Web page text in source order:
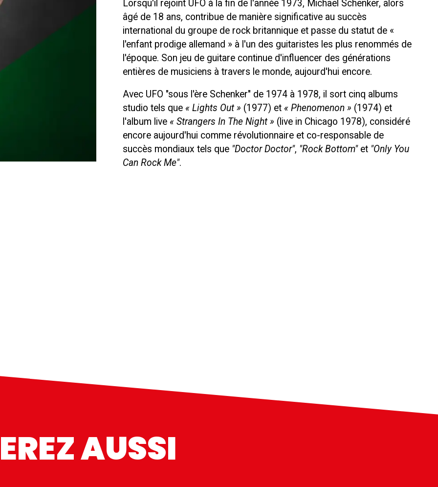
Lorsqu'il rejoint UFO à la fin de l'année 1973, Michael Schenker, alors
âgé de 18 ans, contribue de manière significative au succès
international du groupe de rock britannique et passe du statut de «
l'enfant prodige allemand » à l'un des guitaristes les plus renommés de
l'époque. Son jeu de guitare continue d'influencer des générations
entières de musiciens à travers le monde, aujourd'hui encore.
Avec UFO "sous l'ère Schenker" de 1974 à 1978, il sort cinq albums
studio tels que « Lights Out » (1977) et « Phenomenon » (1974) et
l'album live « Strangers In The Night » (live in Chicago 1978), considéré
encore aujourd'hui comme révolutionnaire et co-responsable de
succès mondiaux tels que "Doctor Doctor", "Rock Bottom"et "Only You
Can Rock Me".
AUSSI